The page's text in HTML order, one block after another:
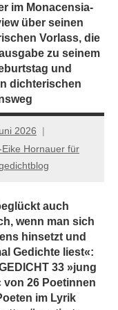
im Monacensia-
über seinen
Vorlass, die
zu seinem
und
dichterischen
2026
Hornauer für
auch
wenn man sich
hinsetzt und
Gedichte liest«:
33 »jung
von 26 Poetinnen
im Lyrik